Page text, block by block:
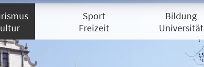
Sport
Freizeit
Bildung
Universität